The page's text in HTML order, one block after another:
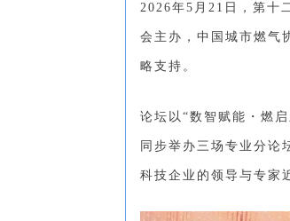
2026年5月21日，第十
会主办，中国城市燃气
略支持。
论坛以“数智赋能・燃
同步举办三场专业分论
科技企业的领导与专家